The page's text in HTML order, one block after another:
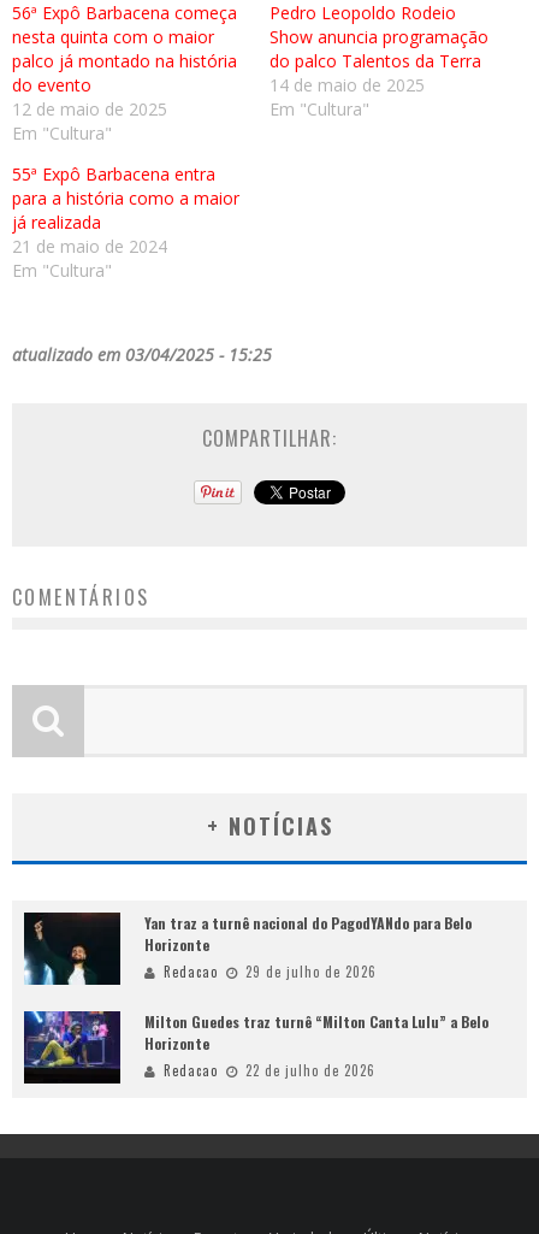
56ª Expô Barbacena começa
nesta quinta com o maior
palco já montado na história
do evento
12 de maio de 2025
Em "Cultura"
Pedro Leopoldo Rodeio
Show anuncia programação
do palco Talentos da Terra
14 de maio de 2025
Em "Cultura"
55ª Expô Barbacena entra
para a história como a maior
já realizada
21 de maio de 2024
Em "Cultura"
atualizado em 03/04/2025 - 15:25
COMPARTILHAR:
COMENTÁRIOS
+ NOTÍCIAS
Yan traz a turnê nacional do PagodYANdo para Belo
Horizonte
Redacao 29 de julho de 2026
Milton Guedes traz turnê “Milton Canta Lulu” a Belo
Horizonte
Redacao 22 de julho de 2026